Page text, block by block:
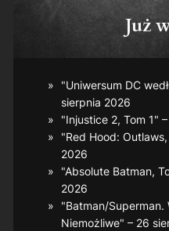
Już
"Uniwersum DC
sierpnia 2026
"Injustice 2, Tom 1"
"Red Hood:
2026
"Absolute Batman,
2026
"Batman/Superman.
Niemożliwe" – 26